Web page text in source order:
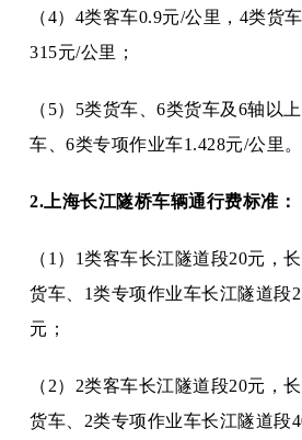
（4）4类客车0.9元/公里，4类货
315元/公里；
（ 5）5类货车、6类货车及6轴以
车、6类专项作业车1.428元/公里。
2.上海长江隧桥车辆通行费标准：
（ 1）1类客车长江隧道段20元，
货车、1类专项作业车长江隧道段
元；
（ 2）2类客车长江隧道段20元，
货车、2类专项作业车长江隧道段